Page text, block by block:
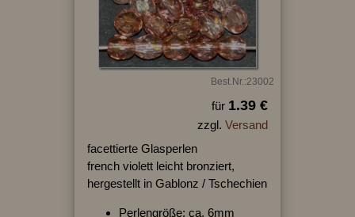
Best.Nr.:23002
für 1.39 €
zzgl. Versand
facettierte Glasperlen
french violett leicht bronziert,
hergestellt in Gablonz / Tschechien
Perlengröße: ca. 6mm